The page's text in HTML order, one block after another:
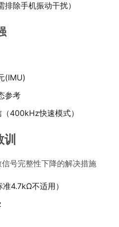
除手机振动干扰）
(IMU)
参考
400kHz快速模式）
信号完整性下降的解决措施
4.7kΩ不适用）